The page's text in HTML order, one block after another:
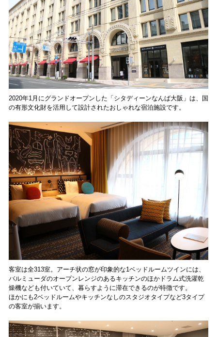
2020年1月にグランドオープンした「シタディーンなんば大阪」は、国
の有形文化財を活用して設計されたおしゃれな宿泊施設です。
客室は全313室。アーチ状の窓が印象的な1ベッドルームツインには、
バルミューダのオープンレンジのあるキッチンのほかドラム式洗濯乾
燥機なども付いていて、暮らすように滞在できるのが特徴です。
ほかにも2ベッドルームやキッチンなしのスタジオタイプなど3タイプ
の客室が揃います。